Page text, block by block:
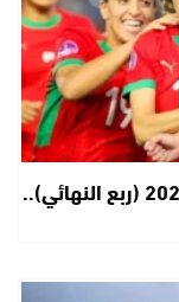
كأس أمم إفريقيا للسيدات – المغرب 2026 (ربع النهائي)..